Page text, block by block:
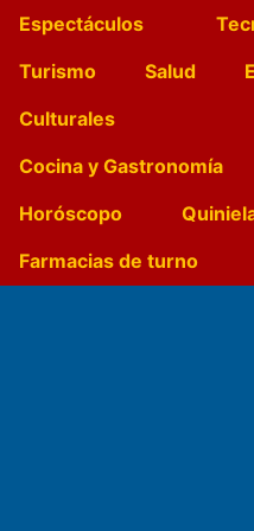
Espectáculos
Turismo
Salud
Culturales
Cocina y Gastronomía
Horóscopo
Farmacias de turno